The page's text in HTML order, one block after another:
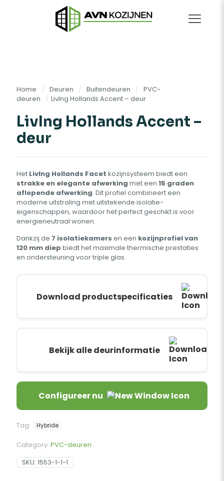
Home / Deuren / Buitendeuren / PVC-
deuren
/ LivIng Hollands Accent – deur
LivIng Hollands Accent –
deur
Het LivIng Hollands Facet kozijnsysteem biedt een
strakke en elegante afwerking met een 15 graden
aflopende afwerking. Dit profiel combineert een
moderne uitstraling met uitstekende isolatie-
eigenschappen, waardoor het perfect geschikt is voor
energieneutraal wonen.
Dankzij de 7 isolatiekamers en een kozijnprofiel van
120 mm diep biedt het maximale thermische prestaties
en ondersteuning voor triple glas.
Download productspecificaties
Bekijk alle deurinformatie
Configureer nu
Tag: Hybride
Category: PVC-deuren
SKU: 1553-1-1-1